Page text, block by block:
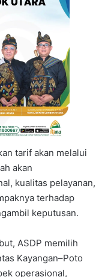
tarif akan melalui
akan
kualitas pelayanan,
terhadap
keputusan.
ASDP memilih
Kayangan–Poto
operasional,